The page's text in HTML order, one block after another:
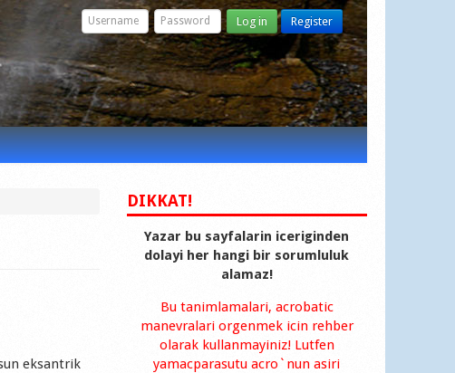
Log in Register
eksantrik
DIKKAT!
Yazar bu sayfalarin iceriginden
dolayi her hangi bir sorumluluk
alamaz!
Bu tanimlamalari, acrobatic
manevralari orgenmek icin rehber
olarak kullanmayiniz! Lutfen
yamacparasutu acro`nun asiri